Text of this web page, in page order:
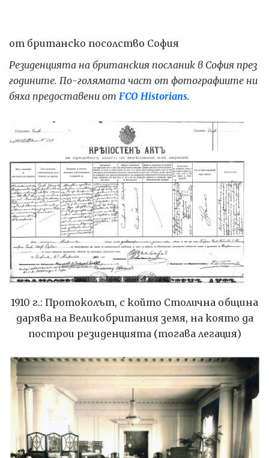
от британско посолство София
Резиденцията на британския посланик в София през
годините. По-голямата част от фотографиите ни
бяха предоставени от FCO Historians.
1910 г.: Протоколът, с който Столична община
дарява на Великобритания земя, на която да
построи резиденцията (тогава легация)